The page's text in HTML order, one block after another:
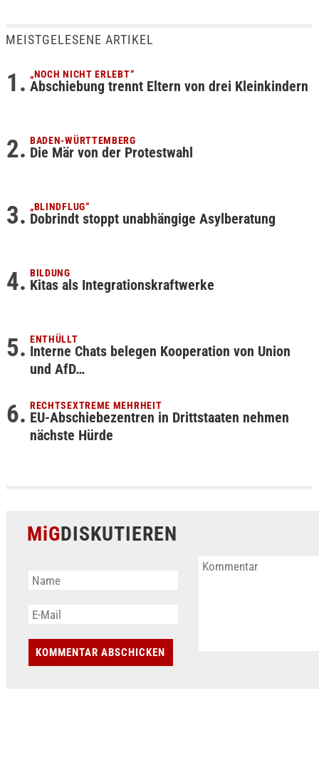
MEISTGELESENE ARTIKEL
„NOCH NICHT ERLEBT“
Abschiebung trennt Eltern von drei Kleinkindern
BADEN-WÜRTTEMBERG
Die Mär von der Protestwahl
„BLINDFLUG“
Dobrindt stoppt unabhängige Asylberatung
BILDUNG
Kitas als Integrationskraftwerke
ENTHÜLLT
Interne Chats belegen Kooperation von Union
und AfD…
RECHTSEXTREME MEHRHEIT
EU-Abschiebezentren in Drittstaaten nehmen
nächste Hürde
MiGDISKUTIEREN